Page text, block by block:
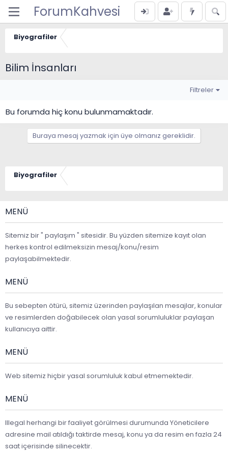
ForumKahvesi
Biyografiler
Bilim İnsanları
Filtreler
Bu forumda hiç konu bulunmamaktadır.
Buraya mesaj yazmak için üye olmanız gereklidir.
Biyografiler
MENÜ
Sitemiz bir " paylaşım " sitesidir. Bu yüzden sitemize kayıt olan
herkes kontrol edilmeksizin mesaj/konu/resim
paylaşabilmektedir.
MENÜ
Bu sebepten ötürü, sitemiz üzerinden paylaşılan mesajlar, konular
ve resimlerden doğabilecek olan yasal sorumluluklar paylaşan
kullanıcıya aittir.
MENÜ
Web sitemiz hiçbir yasal sorumluluk kabul etmemektedir.
MENÜ
Illegal herhangi bir faaliyet görülmesi durumunda Yöneticilere
adresine mail atıldığı taktirde mesaj, konu ya da resim en fazla 24
saat içerisinde silinecektir.